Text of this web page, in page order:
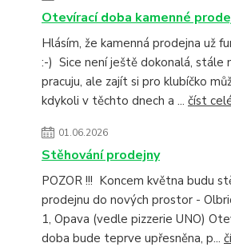
Otevírací doba kamenné
Hlásím, že kamenná prodejna už
:-) Sice není ještě dokonalá, stále
pracuju, ale zajít si pro klubíčko
kdykoli v těchto dnech a ... číst
01.06.2026
Stěhování prodejny
POZOR !!! Koncem května budu
prodejnu do nových prostor -
1, Opava (vedle pizzerie UNO)
doba bude teprve upřesněna, p...